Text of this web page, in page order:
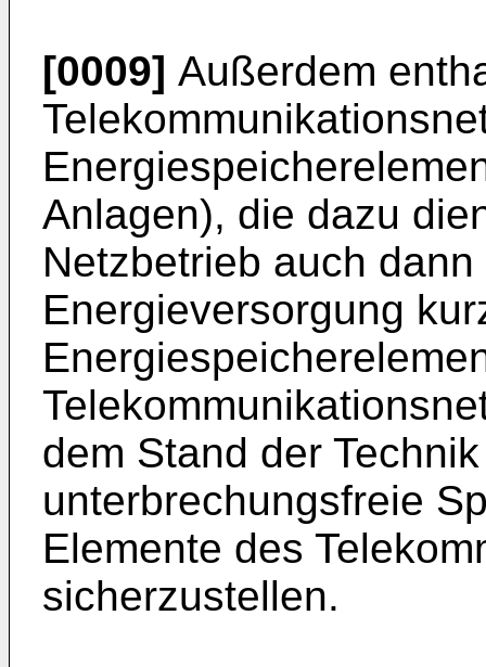
[0009] Außerdem
Anlagen), die dazu
Netzbetrieb auch
Energieversorgung
dem Stand der
unterbrechungsfreie
Elemente des
sicherzustellen.